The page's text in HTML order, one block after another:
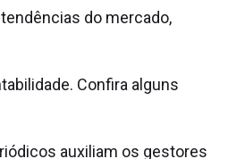
do mercado,
Confira alguns
auxiliam os gestores